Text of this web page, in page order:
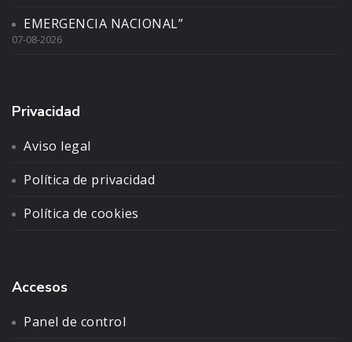
EMERGENCIA NACIONAL”
07-08-2026
Privacidad
Aviso legal
Política de privacidad
Política de cookies
Accesos
Panel de control